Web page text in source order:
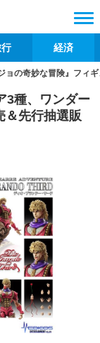
経済
ジョの奇妙な冒険』フィ
3種、ワンダー
＆先行抽選販